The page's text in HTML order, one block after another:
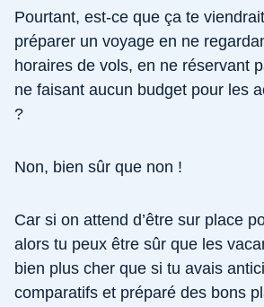
Pourtant, est-ce que ça te
préparer un voyage en ne
horaires de vols, en ne réservant
ne faisant aucun budget pour les
?
Non, bien sûr que non !
Car si on attend d’être sur place
alors tu peux être sûr que les
bien plus cher que si tu avais
comparatifs et préparé des bons